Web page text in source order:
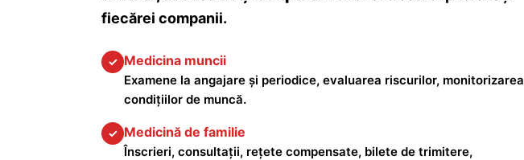
fiecărei companii.
✓ Medicina muncii
Examene la angajare și periodice, evaluarea riscurilor, monitorizarea
condițiilor de muncă.
✓ Medicină de familie
Înscrieri, consultații, rețete compensate, bilete de trimitere,